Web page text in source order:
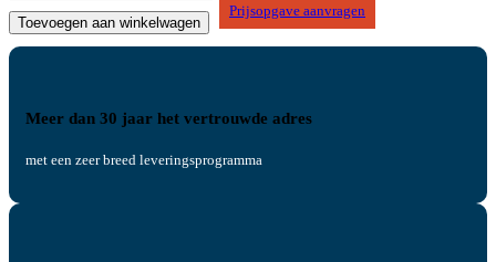
Toevoegen aan winkelwagen
Prijsopgave aanvragen
Meer dan 30 jaar het vertrouwde adres
met een zeer breed leveringsprogramma